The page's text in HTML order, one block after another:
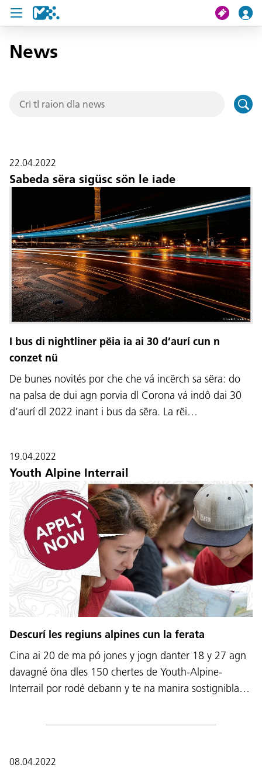
Crissa
News
News
22.04.2022
Sabeda sëra sigüsc sön le iade
I bus di nightliner pëia ia ai 30 d’aurí cun n
conzet nü
De bunes novités por che che vá incërch sa sëra: do
na palsa de dui agn porvia dl Corona vá indô dai 30
d’aurí dl 2022 inant i bus da sëra. La rëi…
19.04.2022
Youth Alpine Interrail
Descurí les regiuns alpines cun la ferata
Cina ai 20 de ma pó jones y jogn danter 18 y 27 agn
davagné öna dles 150 chertes de Youth-Alpine-
Interrail por rodé debann y te na manira sostignibla…
08.04.2022